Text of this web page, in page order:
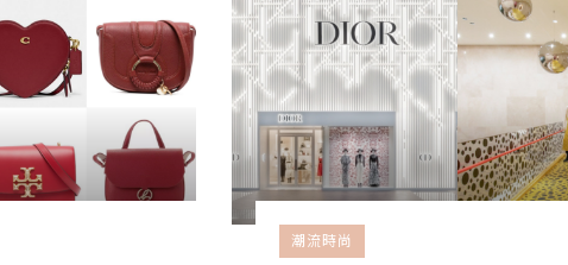
潮流時尚